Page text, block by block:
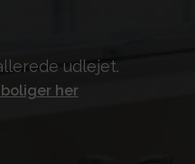
udlejet.
her